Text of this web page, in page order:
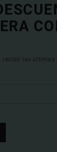
recibir las ultimas